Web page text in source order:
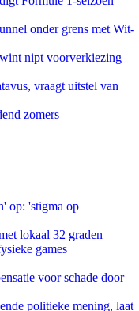
onder grens met Wit-
nipt voorverkiezing
vraagt uitstel van
zomers
op: 'stigma op
lokaal 32 graden
games
voor schade door
politieke mening, laat